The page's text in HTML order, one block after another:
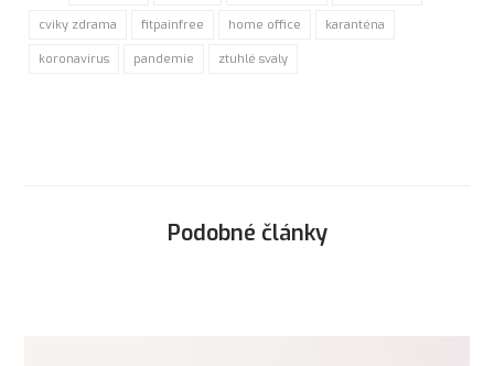
cviky zdrama fitpainfree home office karanténa
koronavirus pandemie ztuhlé svaly
Podobné články